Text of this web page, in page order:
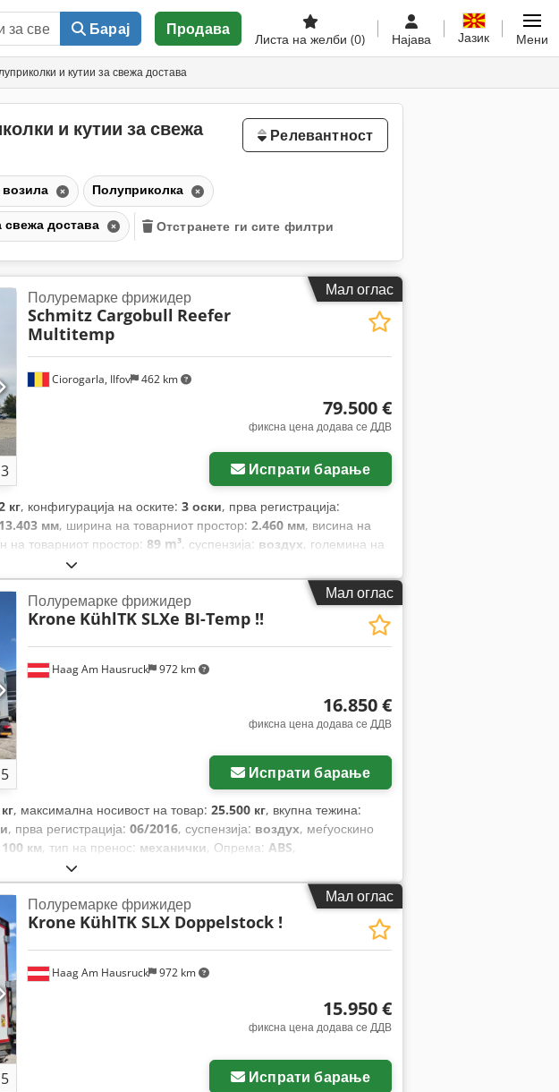
Барај Продава
Листа на желби (0) Најава Јазик Мени
и кутии за свежа достава
и кутии за свежа
Релевантност
Полуприколка
достава Отстранете ги сите филтри
Мал оглас
Ciorogarla, Ilfov 462 km
Полуремарке фрижидер
Schmitz Cargobull Reefer
Multitemp
79.500 €
фиксна цена додава се ДДВ
Испрати барање
кг, конфигурација на оските: 3 оски, прва регистрација:
13.403 мм, ширина на товарниот простор: 2.460 мм, висина на
на товарниот простор: 89 m³, суспензија: воздух, големина на
7.600 мм
Мал оглас
Haag Am Hausruck 972 km
Полуремарке фрижидер
Krone KühlTK SLXe BI-Temp !!
16.850 €
фиксна цена додава се ДДВ
Испрати барање
, максимална носивост на товар: 25.500 кг, вкупна тежина:
, прва регистрација: 06/2016, суспензија: воздух, меѓуоскино
100 км, тип на пренос: механички, Опрема: ABS,
Мал оглас
Haag Am Hausruck 972 km
Полуремарке фрижидер
Krone KühlTK SLX Doppelstock !
15.950 €
фиксна цена додава се ДДВ
Испрати барање